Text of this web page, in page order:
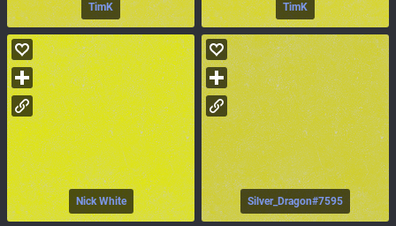
TimK TimK
Nick White Silver_Dragon#7595